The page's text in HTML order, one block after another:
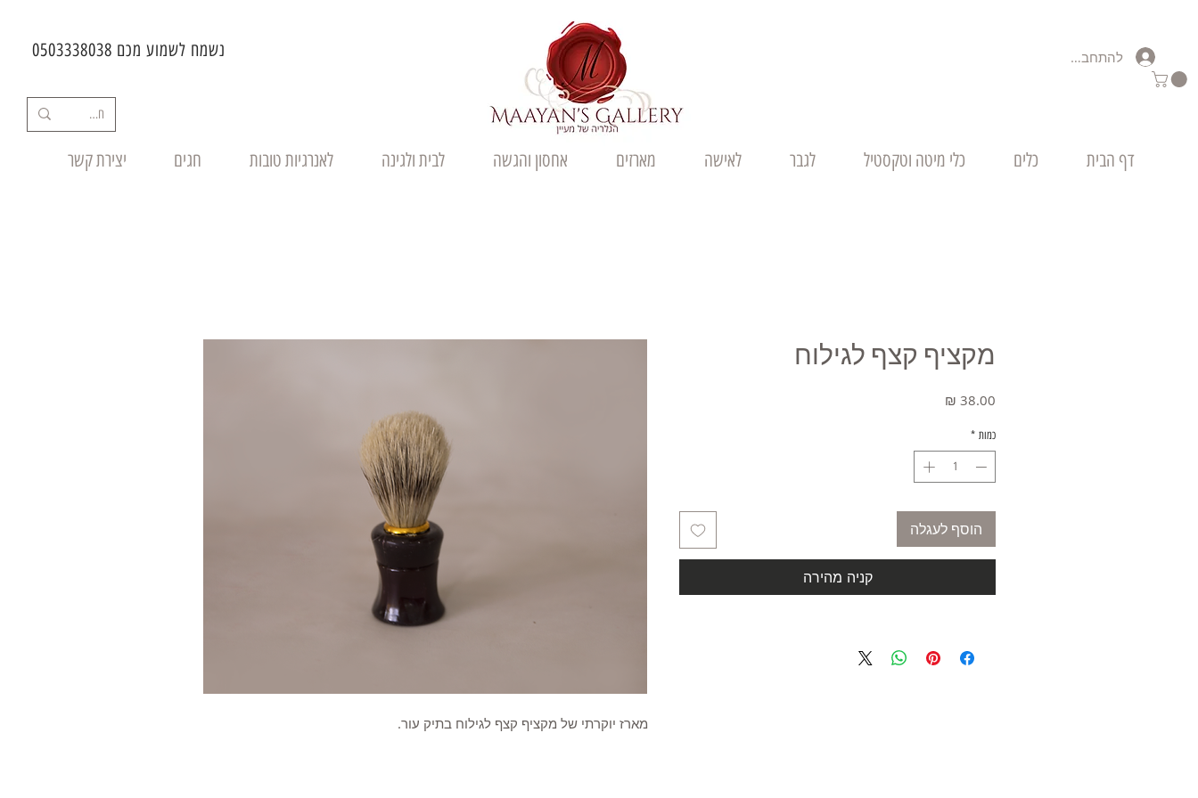
נשמח לשמוע מכם 0503338038 להתחברות
דף הבית כלים כלי מיטה וטקסטיל לגבר לאישה מארזים אחסון והגשה לבית ולגינה לאנרגיות טובות חגים יצירת קשר
מארז יוקרתי של מקציף קצף לגילוח בתיק עור.
מקציף קצף לגילוח
כמות *
הוסף לעגלה
קניה מהירה